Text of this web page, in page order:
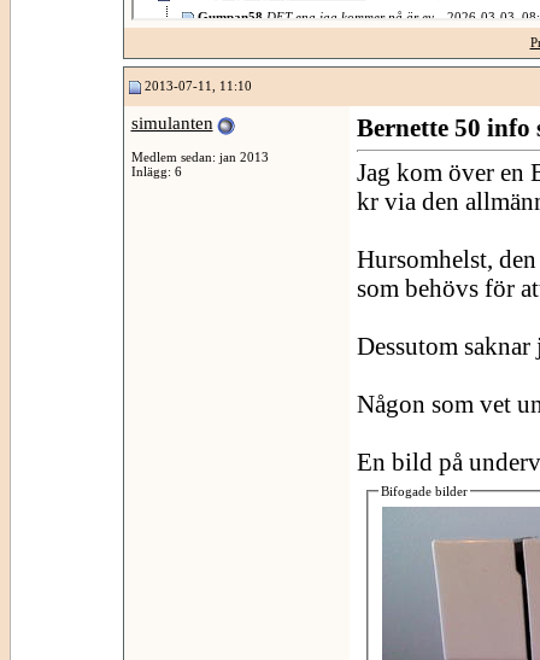
Gumpan58 DET ena jag kommer på är ev... 2026-03-03,
2013-07-11, 11:10
simulanten
Medlem sedan: jan 2013
Inlägg: 6
Bernette 50 info
Jag kom över en
kr via den
Hursomhelst,
som behövs för
Dessutom
Någon som vet
En bild på
Bifogade bilder